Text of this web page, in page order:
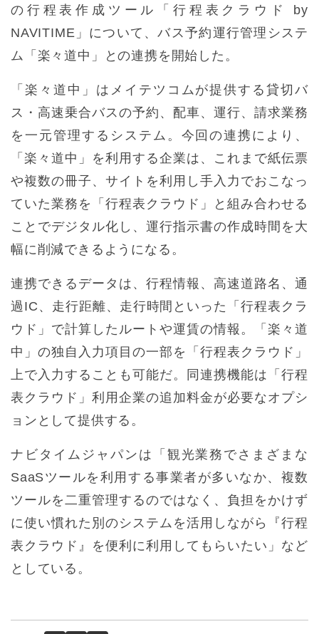
の行程表作成ツール「行程表クラウド by
NAVITIME」について、バス予約運行管理システ
ム「楽々道中」との連携を開始した。
「楽々道中」はメイテツコムが提供する貸切バ
ス・高速乗合バスの予約、配車、運行、請求業務
を一元管理するシステム。今回の連携により、
「楽々道中」を利用する企業は、これまで紙伝票
や複数の冊子、サイトを利用し手入力でおこなっ
ていた業務を「行程表クラウド」と組み合わせる
ことでデジタル化し、運行指示書の作成時間を大
幅に削減できるようになる。
連携できるデータは、行程情報、高速道路名、通
過IC、走行距離、走行時間といった「行程表クラ
ウド」で計算したルートや運賃の情報。「楽々道
中」の独自入力項目の一部を「行程表クラウド」
上で入力することも可能だ。同連携機能は「行程
表クラウド」利用企業の追加料金が必要なオプシ
ョンとして提供する。
ナビタイムジャパンは「観光業務でさまざまな
SaaSツールを利用する事業者が多いなか、複数
ツールを二重管理するのではなく、負担をかけず
に使い慣れた別のシステムを活用しながら『行程
表クラウド』を便利に利用してもらいたい」など
としている。